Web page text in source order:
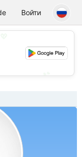
Войти